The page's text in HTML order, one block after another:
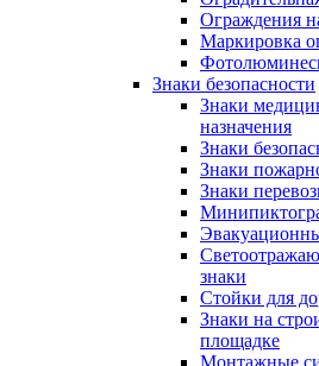
Ограждения
Маркировка
Знаки безопасности
Знаки
назначения
Знаки
Знаки
Знаки
знаки
Стойки для
Знаки на
площадке
Монтажные